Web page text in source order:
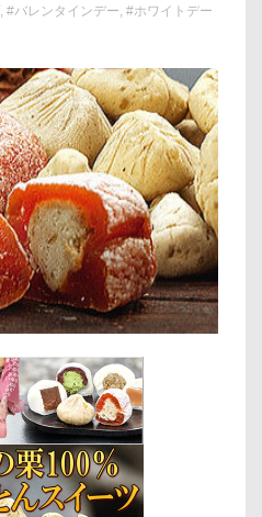
, #バレンタインデー, #ホワイトデー